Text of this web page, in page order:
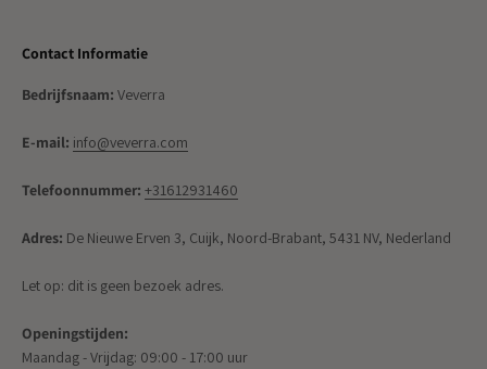
Contact Informatie
Bedrijfsnaam: Veverra
E-mail: info@veverra.com
Telefoonnummer: +31612931460
Adres: De Nieuwe Erven 3, Cuijk, Noord-Brabant, 5431 NV, Nederland
Let op: dit is geen bezoek adres.
Openingstijden:
Maandag - Vrijdag: 09:00 - 17:00 uur